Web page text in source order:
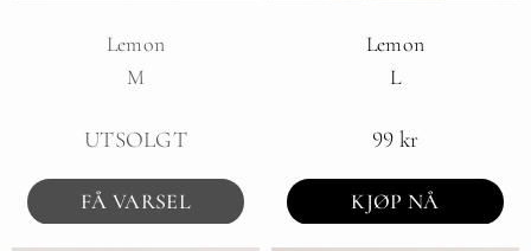
Lemon
M
UTSOLGT
FÅ VARSEL
Lemon
L
99 kr
KJØP NÅ